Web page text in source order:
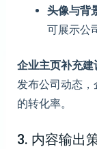
头像与背
可展示公
企业主页补充建
发布公司动态
的转化率。
3. 内容输出